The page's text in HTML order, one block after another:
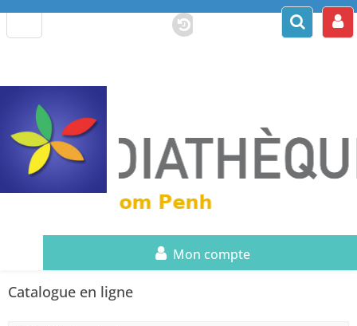
Mon compte
Catalogue en ligne